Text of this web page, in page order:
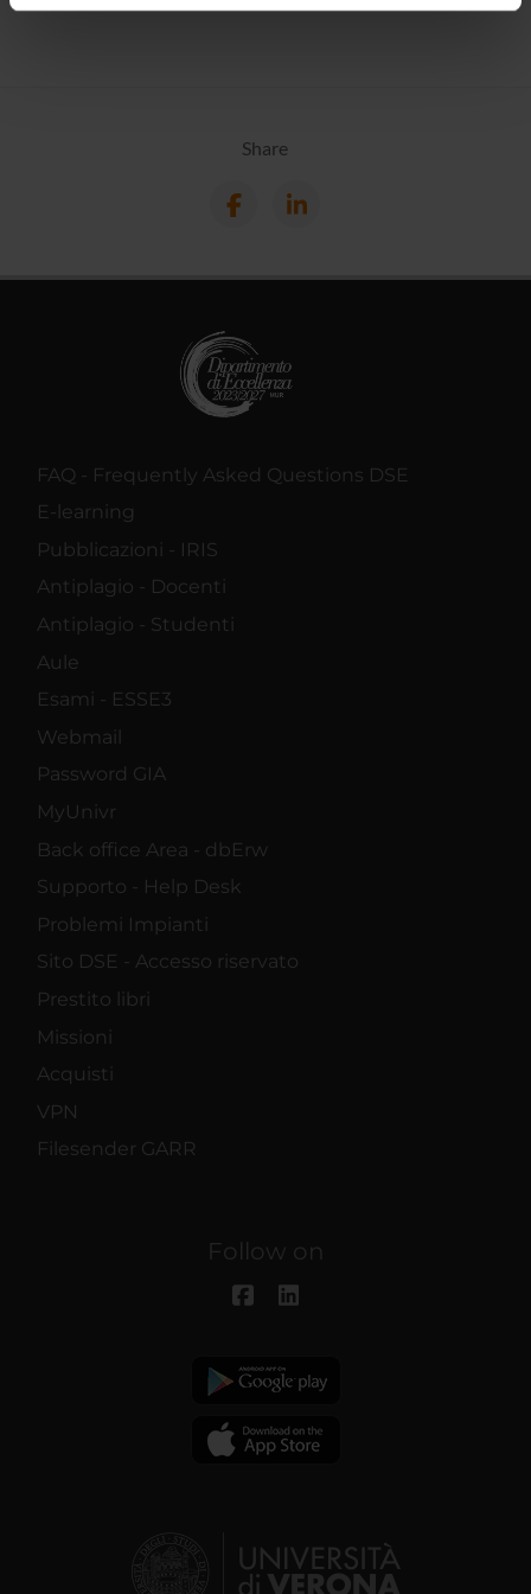
Share
FAQ - Frequently Asked Questions DSE
E-learning
Pubblicazioni - IRIS
Antiplagio - Docenti
Antiplagio - Studenti
Aule
Esami - ESSE3
Webmail
Password GIA
MyUnivr
Back office Area - dbErw
Supporto - Help Desk
Problemi Impianti
Sito DSE - Accesso riservato
Prestito libri
Missioni
Acquisti
VPN
Filesender GARR
Follow on